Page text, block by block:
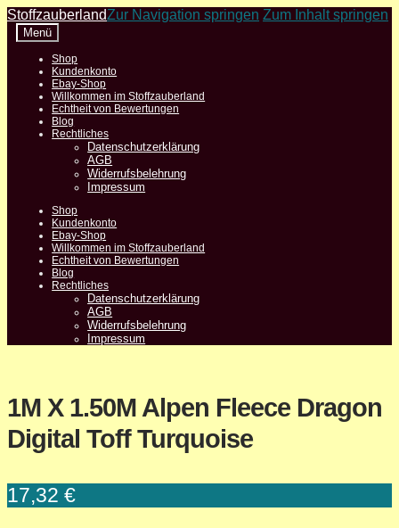
Zur Navigation springen Zum Inhalt springen
Stoffzauberland
Menü
Shop
Kundenkonto
Ebay-Shop
Willkommen im Stoffzauberland
Echtheit von Bewertungen
Blog
Rechtliches
Datenschutzerklärung
AGB
Widerrufsbelehrung
Impressum
Shop
Kundenkonto
Ebay-Shop
Willkommen im Stoffzauberland
Echtheit von Bewertungen
Blog
Rechtliches
Datenschutzerklärung
AGB
Widerrufsbelehrung
Impressum
1M X 1.50M Alpen Fleece Dragon
Digital Toff Turquoise
17,32 €